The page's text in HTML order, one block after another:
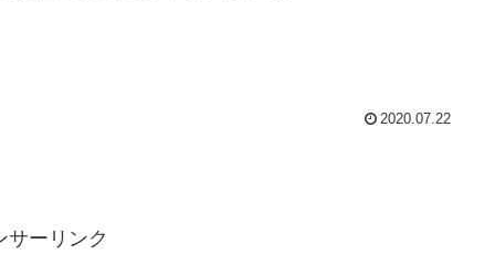
2020.07.22
サーリンク